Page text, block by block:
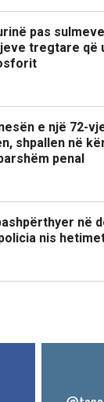
pas
tregtare që
e një 72-
shpallen në
penal
në
nis